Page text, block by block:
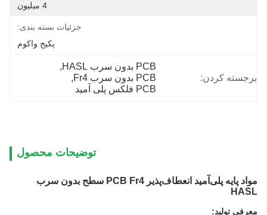
4 میلیون
جزئیات بسته بندی:
پکیج واکوم
برجسته کردن:
PCB بدون سرب HASL
,
PCB بدون سرب Fr4
,
PCB فلکس پلی آمید
توضیحات محصول
مواد پایه پلی‌آمید انعطاف‌پذیر PCB Fr4 سطح بدون سرب
HASL
معرفی تولید: